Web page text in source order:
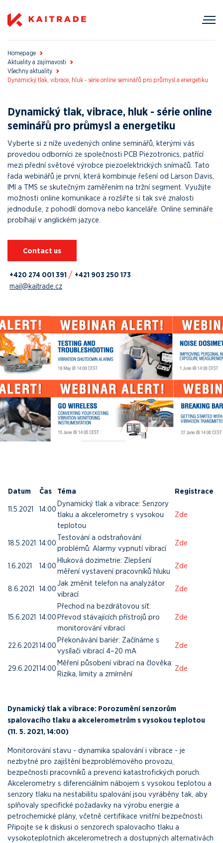
Homepage
Aktuality a zajímavosti
Všechny aktuality
Dynamický tlak, vibrace, hluk - série online seminářů pro průmysl a energetiku
Dynamický tlak, vibrace, hluk - série online
seminářů pro průmysl a energetiku
Vyberte si z níže uvedených online seminářů, kterými vás
provedou odborníci ze společnosti PCB Piezotronics, patřící
mezi přední světové výrobce piezoelektrických snímačů. Tato
řada webinářů je první, která kombinuje řešení od Larson Davis,
IMI a TMS se skutečným zaměřením na tržní segment. Využijte
možnosti online komunikace a rozšiřte si tak své znalosti
jednoduše, z pohodlí domova nebo kanceláře. Online semináře
probíhají v anglickém jazyce.
Contact us
+420 274 001 391 +421 903 250 173
mail@kaitrade.cz
Datum Čas Téma Registrace
11.5.2021 14:00
Dynamický tlak a vibrace: Senzory
tlaku a akcelerometry s vysokou
teplotou
Zde
18.5.2021 14:00
Testování a odstraňování
problémů: Alarmy vypnutí vibrací
Zde
1.6.2021 14:00
Hluková dozimetrie: Zlepšení
měření vystavení pracovníků hluku
Zde
8.6.2021 14:00
Jak změnit telefon na analyzátor
vibrací
Zde
15.6.2021 14:00
Přechod na bezdrátovou síť:
Převod stávajících přístrojů pro
monitorování vibrací
Zde
22.6.2021 14:00
Překonávání bariér: Začínáme s
vysílači vibrací 4–20 mA
Zde
29.6.202114:00
Měření působení vibrací na člověka:
Rizika, limity a zmírnění
Zde
Dynamický tlak a vibrace: Porozumění senzorům
spalovacího tlaku a akcelerometrům s vysokou teplotou
(11. 5. 2021, 14:00)
Monitorování stavu - dynamika spalování i vibrace - je
nezbytné pro zajištění bezproblémového provozu,
bezpečnosti pracovníků a prevenci katastrofických poruch.
Akcelerometry s diferenciálním nábojem s vysokou teplotou a
senzory tlaku na nestabilitu spalování jsou vyráběny tak, aby
splňovaly specifické požadavky na výrobu energie a
petrochemické plány, včetně certifikace vnitřní bezpečnosti.
Připojte se k diskusi o senzorech spalovacího tlaku a
vysokoteplotních akcelerometrech a dostupných alternativách